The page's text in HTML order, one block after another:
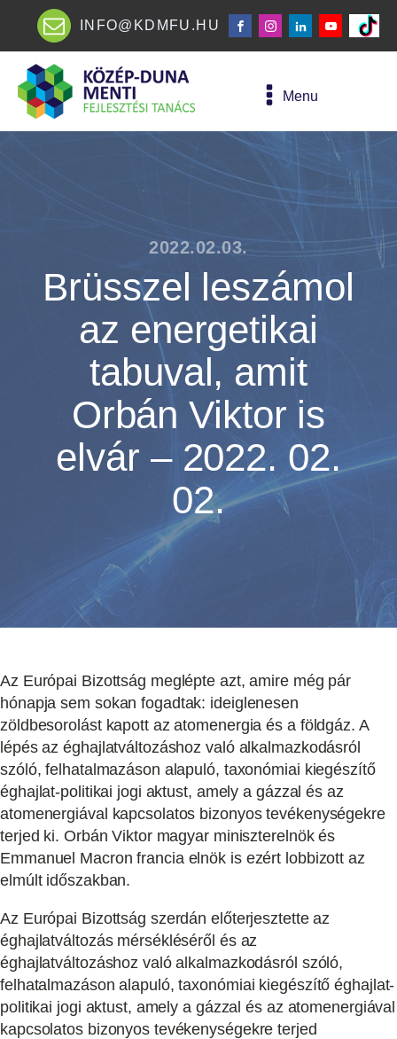
INFO@KDMFU.HU
Menu
2022.02.03.
Brüsszel leszámol
az energetikai
tabuval, amit
Orbán Viktor is
elvár – 2022. 02.
02.
Az Európai Bizottság meglépte azt, amire még pár
hónapja sem sokan fogadtak: ideiglenesen
zöldbesorolást kapott az atomenergia és a földgáz. A
lépés az éghajlatváltozáshoz való alkalmazkodásról
szóló, felhatalmazáson alapuló, taxonómiai kiegészítő
éghajlat-politikai jogi aktust, amely a gázzal és az
atomenergiával kapcsolatos bizonyos tevékenységekre
terjed ki. Orbán Viktor magyar miniszterelnök és
Emmanuel Macron francia elnök is ezért lobbizott az
elmúlt időszakban.
Az Európai Bizottság szerdán előterjesztette az
éghajlatváltozás mérsékléséről és az
éghajlatváltozáshoz való alkalmazkodásról szóló,
felhatalmazáson alapuló, taxonómiai kiegészítő éghajlat-
politikai jogi aktust, amely a gázzal és az atomenergiával
kapcsolatos bizonyos tevékenységekre terjed